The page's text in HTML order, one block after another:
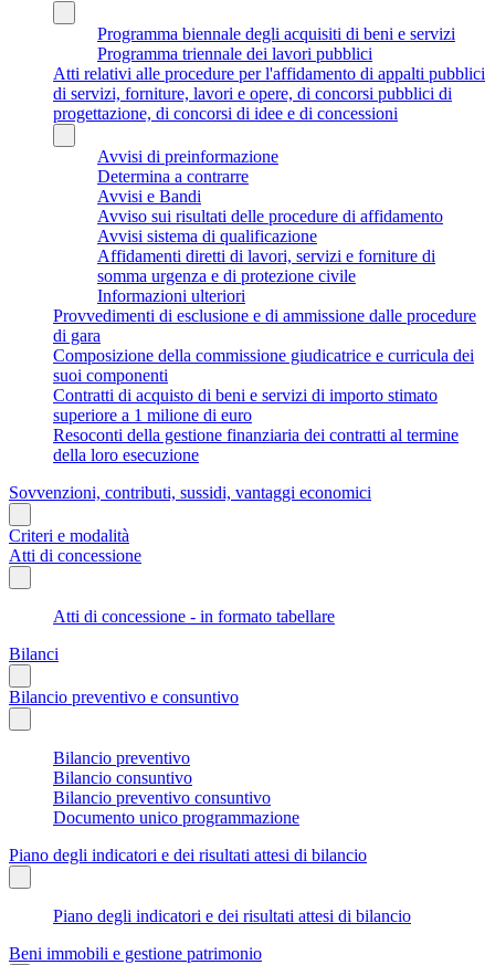
Programma biennale degli acquisiti di beni e servizi
Programma triennale dei lavori pubblici
Atti relativi alle procedure per l'affidamento di appalti pubblici
di servizi, forniture, lavori e opere, di concorsi pubblici di
progettazione, di concorsi di idee e di concessioni
Avvisi di preinformazione
Determina a contrarre
Avvisi e Bandi
Avviso sui risultati delle procedure di affidamento
Avvisi sistema di qualificazione
Affidamenti diretti di lavori, servizi e forniture di
somma urgenza e di protezione civile
Informazioni ulteriori
Provvedimenti di esclusione e di ammissione dalle procedure
di gara
Composizione della commissione giudicatrice e curricula dei
suoi componenti
Contratti di acquisto di beni e servizi di importo stimato
superiore a 1 milione di euro
Resoconti della gestione finanziaria dei contratti al termine
della loro esecuzione
Sovvenzioni, contributi, sussidi, vantaggi economici
Criteri e modalità
Atti di concessione
Atti di concessione - in formato tabellare
Bilanci
Bilancio preventivo e consuntivo
Bilancio preventivo
Bilancio consuntivo
Bilancio preventivo consuntivo
Documento unico programmazione
Piano degli indicatori e dei risultati attesi di bilancio
Piano degli indicatori e dei risultati attesi di bilancio
Beni immobili e gestione patrimonio